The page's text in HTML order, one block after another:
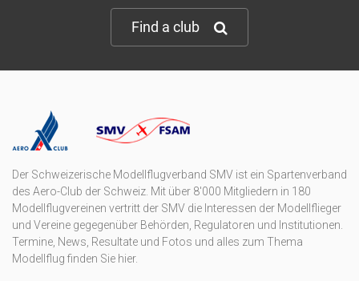
Find a club
Der Schweizerische Modellflugverband SMV ist ein Spartenverband
des Aero-Club der Schweiz. Mit über 8'000 Mitgliedern in 180
Modellflugvereinen vertritt der SMV die Interessen der Modellflieger
und Vereine gegegenüber Behörden, Regulatoren und Institutionen.
Termine, News, Resultate und Fotos und alles zum Thema
Modellflug finden Sie hier.